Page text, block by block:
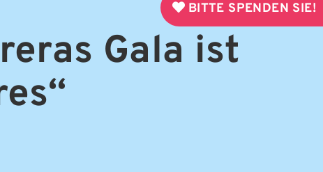
BITTE SPENDEN SIE!
Gala ist